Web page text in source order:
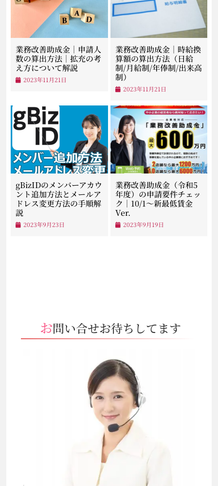
業務改善助成金｜申請人
数の算出方法｜拡充の考
え方について解説
2023年11月21日
業務改善助成金｜時給換
算額の算出方法（日給
制/月給制/年俸制/出来高
制）
2023年11月21日
gBizIDのメンバーアカウ
ント追加方法とメールア
ドレス変更方法の手順解
説
2023年9月23日
業務改善助成金（令和5
年度）の申請要件チェッ
ク｜10/1～新最低賃金
Ver.
2023年9月19日
お問い合せお待ちしてます